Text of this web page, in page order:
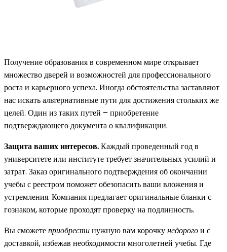
Получение образования в современном мире открывает
множество дверей и возможностей для профессионального
роста и карьерного успеха. Иногда обстоятельства заставляют
нас искать альтернативные пути для достижения стольких же
целей. Один из таких путей – приобретение
подтверждающего документа о квалификации.
Защита ваших интересов.Каждый проведенный год в
университете или институте требует значительных усилий и
затрат. Заказ оригинального подтверждения об окончании
учебы с реестром поможет обезопасить ваши вложения и
устремления. Компания предлагает оригинальные бланки с
гознаком, которые проходят проверку на подлинность.
Вы сможетеприобрестинужную вам корочкунедорогои с
доставкой, избежав необходимости многолетней учебы. Где